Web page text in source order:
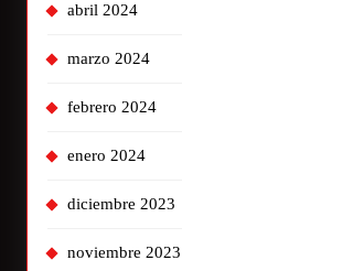
abril 2024
marzo 2024
febrero 2024
enero 2024
diciembre 2023
noviembre 2023